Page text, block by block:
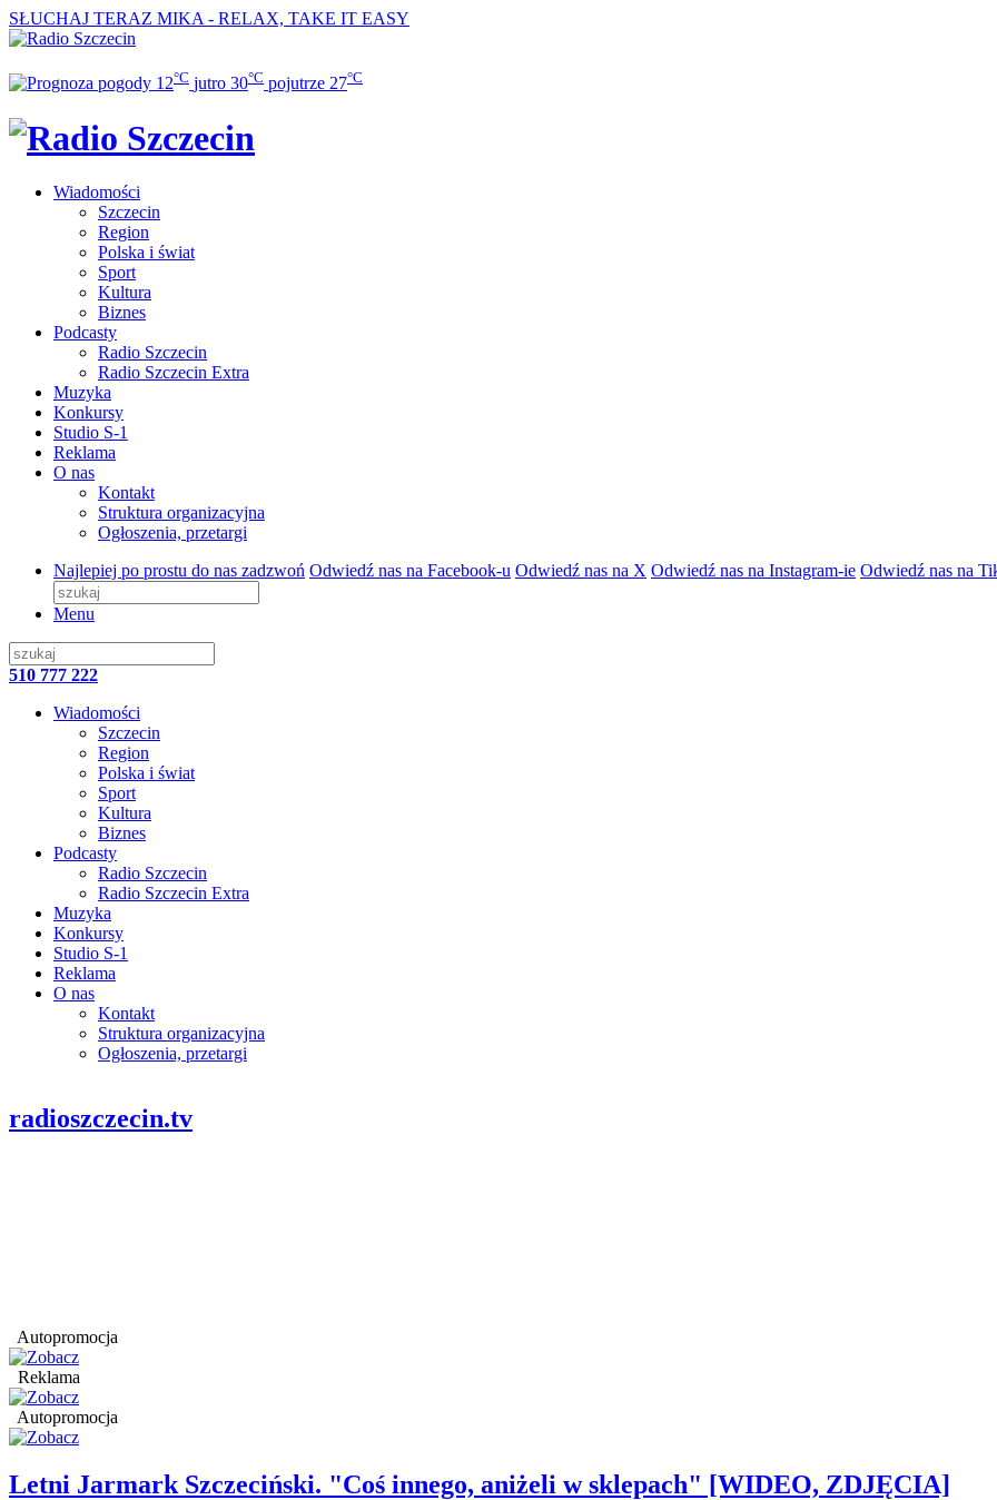
SŁUCHAJ TERAZ MIKA - RELAX, TAKE IT EASY
12°C jutro 30°C pojutrze 27°C
Wiadomości
Szczecin
Region
Polska i świat
Sport
Kultura
Biznes
Podcasty
Radio Szczecin
Radio Szczecin Extra
Muzyka
Konkursy
Studio S-1
Reklama
O nas
Kontakt
Struktura organizacyjna
Ogłoszenia, przetargi
Najlepiej po prostu do nas zadzwoń Odwiedź nas na Facebook-u Odwiedź nas na X Odwiedź nas na Instagram-ie Odwiedź nas na
Menu
510 777 222
Wiadomości
Szczecin
Region
Polska i świat
Sport
Kultura
Biznes
Podcasty
Radio Szczecin
Radio Szczecin Extra
Muzyka
Konkursy
Studio S-1
Reklama
O nas
Kontakt
Struktura organizacyjna
Ogłoszenia, przetargi
radioszczecin.tv
Autopromocja
Reklama
Autopromocja
Letni Jarmark Szczeciński. "Coś innego, aniżeli w sklepach" [WIDEO, ZDJĘCIA]